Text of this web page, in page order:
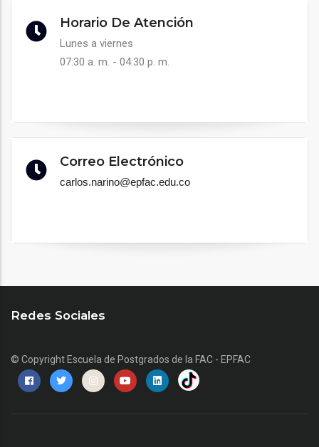
Horario De Atención
Lunes a viernes
07:30 a. m. - 04:30 p. m.
Correo Electrónico
carlos.narino@epfac.edu.co
Redes Sociales
© Copyright Escuela de Postgrados de la FAC - EPFAC